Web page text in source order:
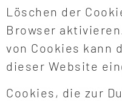
Löschen der
Browser
von Cookies kann
dieser Website
Cookies, die zur